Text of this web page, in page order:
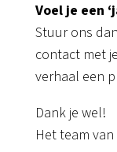
Voel je een
Stuur ons
contact met
verhaal een
Dank je wel!
Het team